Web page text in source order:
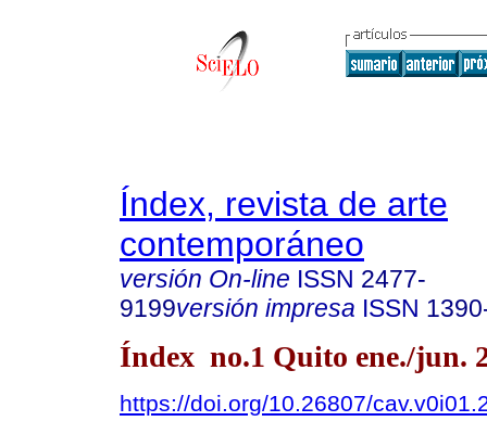
Índex, revista de arte
contemporáneo
versión On-line ISSN 2477-
9199versión impresa ISSN
Índex no.1 Quito ene./jun.
https://doi.org/10.26807/